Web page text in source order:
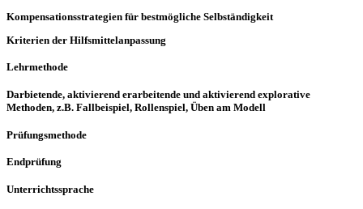
Kompensationsstrategien für bestmögliche Selbständigkeit
Kriterien der Hilfsmittelanpassung
Lehrmethode
Darbietende, aktivierend erarbeitende und aktivierend explorative
Methoden, z.B. Fallbeispiel, Rollenspiel, Üben am Modell
Prüfungsmethode
Endprüfung
Unterrichtssprache